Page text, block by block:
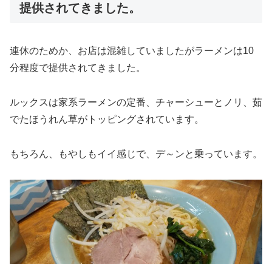
提供されてきました。
連休のためか、お店は混雑していましたがラーメンは10
分程度で提供されてきました。
ルックスは家系ラーメンの定番、チャーシューとノリ、茹
でたほうれん草がトッピングされています。
もちろん、もやしもイイ感じで、デ～ンと乗っています。